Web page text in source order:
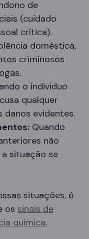
de
(cuidado
crítica).
doméstica,
criminosos
o indivíduo
qualquer
danos evidentes.
Quando
não
situação se
situações, é
os sinais de
química.